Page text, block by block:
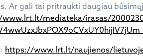
Ar gali tai pritraukti daugiau
mediateka/irasas/
https://www.lrt.lt/naujienos/